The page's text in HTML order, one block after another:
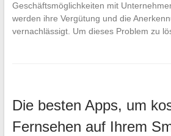
Geschäftsmöglichkeiten mit
werden ihre Vergütung und die
vernachlässigt. Um dieses Problem zu
Die besten Apps, um
Fernsehen auf Ihrem